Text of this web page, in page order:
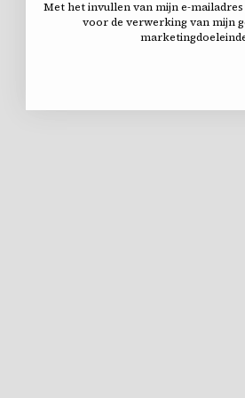
Met het invullen van mijn e-
voor de verwerking van mijn